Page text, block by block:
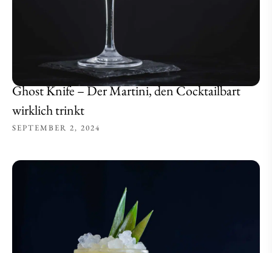
Ghost Knife – Der Martini, den Cocktailbart
wirklich trinkt
SEPTEMBER 2, 2024